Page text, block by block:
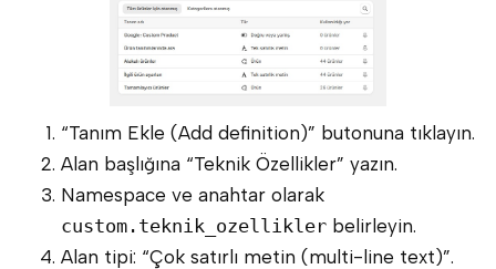
“Tanım Ekle (Add definition)” butonuna tıklayın.
Alan başlığına “Teknik Özellikler” yazın.
Namespace ve anahtar olarak
custom.teknik_ozellikler belirleyin.
Alan tipi: “Çok satırlı metin (multi-line text)”.